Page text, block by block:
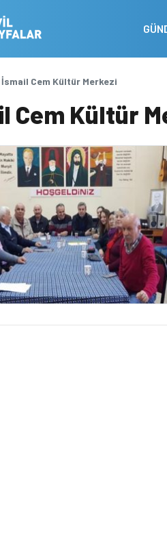
İsmail Cem Kültür Merkezi
Cem Kültür